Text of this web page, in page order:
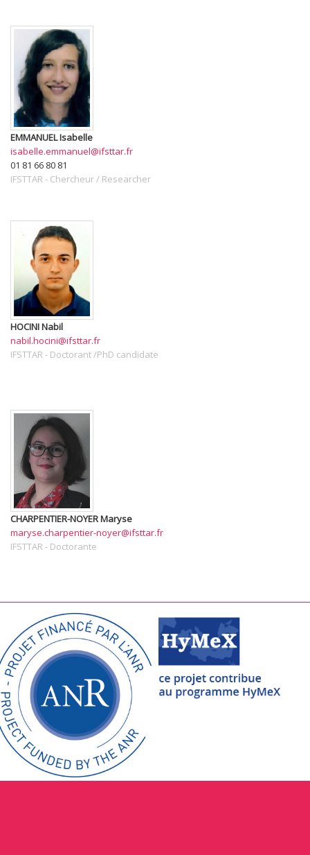
EMMANUELIsabelle
isabelle.emmanuel@ifsttar.fr
01 81 66 80 81
IFSTTAR - Chercheur / Researcher
HOCININabil
nabil.hocini@ifsttar.fr
IFSTTAR - Doctorant /PhD candidate
CHARPENTIER-NOYERMaryse
maryse.charpentier-noyer@ifsttar.fr
IFSTTAR - Doctorante